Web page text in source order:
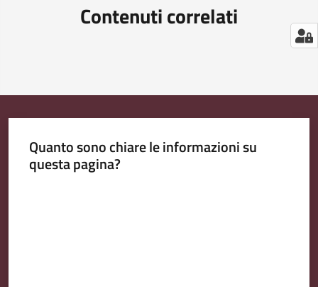
Contenuti correlati
Quanto sono chiare le informazioni su
questa pagina?